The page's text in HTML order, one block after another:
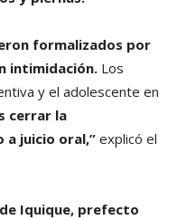
formalizados por
intimidación. Los
y el adolescente en
cerrar la
a juicio oral,” explicó el
Iquique, prefecto